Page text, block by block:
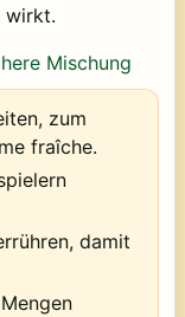
wirkt.
Mischung
zum
fraîche.
damit